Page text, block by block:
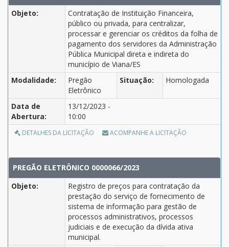
Objeto:
Contratação de Instituição Financeira,
público ou privada, para centralizar,
processar e gerenciar os créditos da folha de
pagamento dos servidores da Administração
Pública Municipal direta e indireta do
município de Viana/ES
Modalidade:
Pregão
Eletrônico
Situação: Homologada
Data de
Abertura:
13/12/2023 -
10:00
DETALHES DA LICITAÇÃO ACOMPANHE A LICITAÇÃO
PREGÃO ELETRÔNICO 0000066/2023
Objeto:
Registro de preços para contratação da
prestação do serviço de fornecimento de
sistema de informação para gestão de
processos administrativos, processos
judiciais e de execução da dívida ativa
municipal.